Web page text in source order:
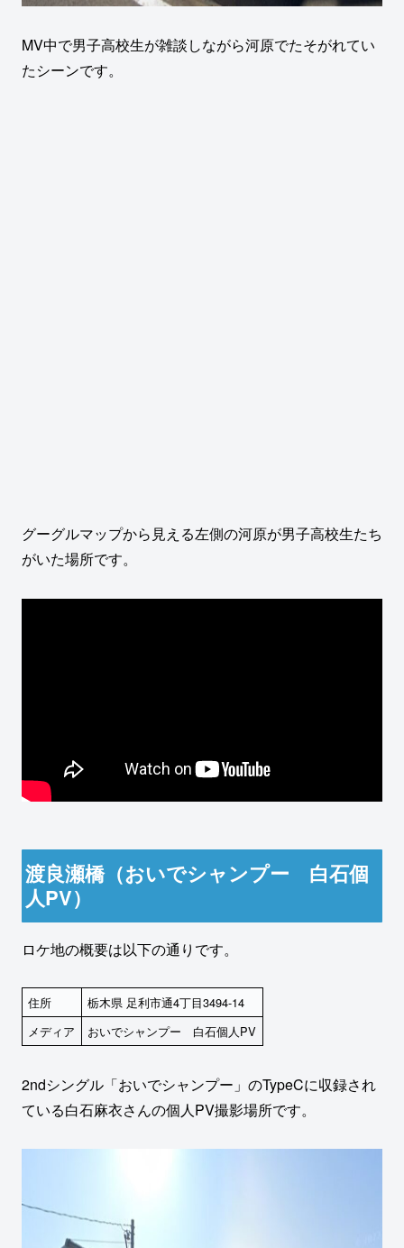
MV中で男子高校生が雑談しながら河原でたそがれてい
たシーンです。
グーグルマップから見える左側の河原が男子高校生たち
がいた場所です。
渡良瀬橋（おいでシャンプー 白石個
人PV）
ロケ地の概要は以下の通りです。
住所
栃木県 足利市通4丁目3494-14
メディア
おいでシャンプー 白石個人PV
2ndシングル「おいでシャンプー」のTypeCに収録され
ている白石麻衣さんの個人PV撮影場所です。